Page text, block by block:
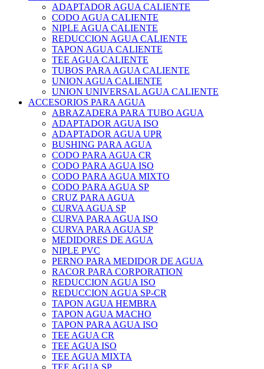
ADAPTADOR AGUA CALIENTE
CODO AGUA CALIENTE
NIPLE AGUA CALIENTE
REDUCCION AGUA CALIENTE
TAPON AGUA CALIENTE
TEE AGUA CALIENTE
TUBOS PARA AGUA CALIENTE
UNION AGUA CALIENTE
UNION UNIVERSAL AGUA CALIENTE
ACCESORIOS PARA AGUA
ABRAZADERA PARA TUBO AGUA
ADAPTADOR AGUA ISO
ADAPTADOR AGUA UPR
BUSHING PARA AGUA
CODO PARA AGUA CR
CODO PARA AGUA ISO
CODO PARA AGUA MIXTO
CODO PARA AGUA SP
CRUZ PARA AGUA
CURVA AGUA SP
CURVA PARA AGUA ISO
CURVA PARA AGUA SP
MEDIDORES DE AGUA
NIPLE PVC
PERNO PARA MEDIDOR DE AGUA
RACOR PARA CORPORATION
REDUCCION AGUA ISO
REDUCCION AGUA SP-CR
TAPON AGUA HEMBRA
TAPON AGUA MACHO
TAPON PARA AGUA ISO
TEE AGUA CR
TEE AGUA ISO
TEE AGUA MIXTA